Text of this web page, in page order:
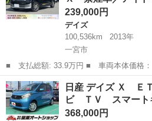
239,000円
デイズ
100,536km
2013年
一宮市
■ 支払総額: 33.9万円 ■ 車両本体価格： 239,000 円 ■ メーカー
名： 日産 ■ 車種名： デイズ ■ グレ
ウェイスター Ｘ 禁煙車／アイドリング
スペアキーあ...
愛知 一宮市 デイズ
日産 デイズ Ｘ
ビ ＴＶ スマート
368,000円